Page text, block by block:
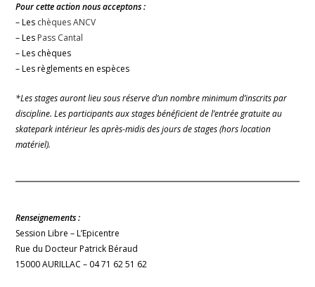
Pour cette action nous acceptons :
– Les chèques ANCV
– Les Pass Cantal
– Les chèques
– Les règlements en espèces
*Les stages auront lieu sous réserve d’un nombre minimum d’inscrits par
discipline. Les participants aux stages bénéficient de l’entrée gratuite au
skatepark intérieur les après-midis des jours de stages (hors location
matériel).
Renseignements :
Session Libre – L’Epicentre
Rue du Docteur Patrick Béraud
15000 AURILLAC – 04 71 62 51 62